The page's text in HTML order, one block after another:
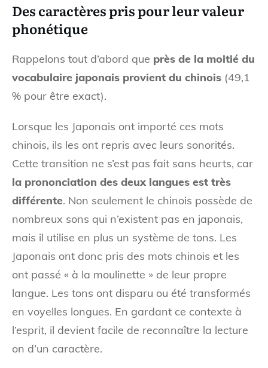
Des caractères pris pour leur valeur
phonétique
Rappelons tout d’abord que près de la moitié du
vocabulaire japonais provient du chinois (49,1
% pour être exact).
Lorsque les Japonais ont importé ces mots
chinois, ils les ont repris avec leurs sonorités.
Cette transition ne s’est pas fait sans heurts, car
la prononciation des deux langues est très
différente. Non seulement le chinois possède de
nombreux sons qui n’existent pas en japonais,
mais il utilise en plus un système de tons. Les
Japonais ont donc pris des mots chinois et les
ont passé « à la moulinette » de leur propre
langue. Les tons ont disparu ou été transformés
en voyelles longues. En gardant ce contexte à
l’esprit, il devient facile de reconnaître la lecture
on d’un caractère.